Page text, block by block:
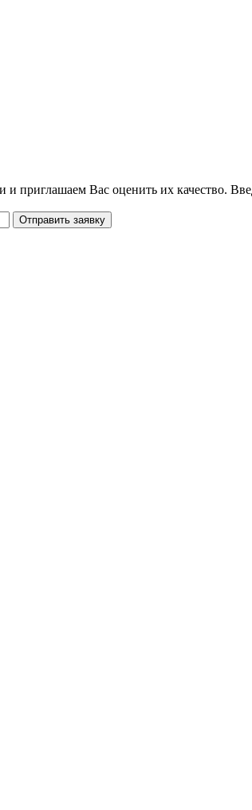
приглашаем Вас оценить их качество.
Отправить заявку